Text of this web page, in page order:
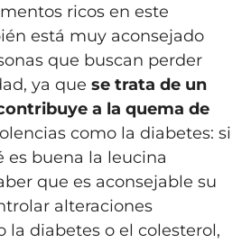
ricos en este
está muy aconsejado
que buscan perder
ya que se trata de un
a la quema de
como la diabetes: si
es buena la leucina
que es aconsejable su
alteraciones
la diabetes o el colesterol,